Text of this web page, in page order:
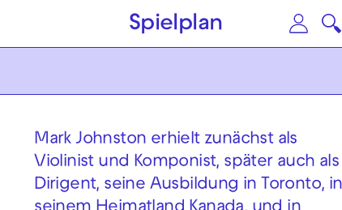
Zum Hauptinhalt springen
Spielplan
Mark Johnston erhielt zunächst als
Violinist und Komponist, später auch als
Dirigent, seine Ausbildung in Toronto, in